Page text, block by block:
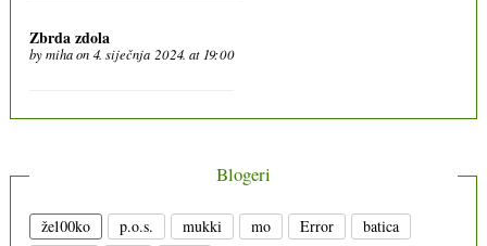
Zbrda zdola
bymihaon 4. siječnja 2024. at 19:00
Blogeri
že100ko p.o.s. mukki mo Error
batica